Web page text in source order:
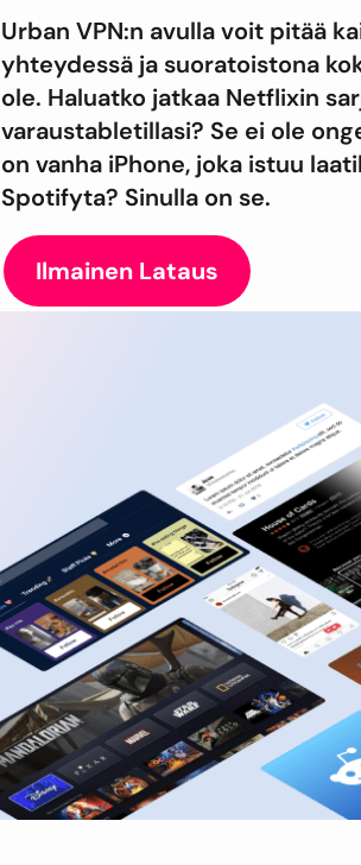
Urban VPN:n avulla voit pitää
yhteydessä ja suoratoistona
ole. Haluatko jatkaa Netflixin
varaustabletillasi? Se ei ole
on vanha iPhone, joka istuu
Spotifyta? Sinulla on se.
Ilmainen Lataus